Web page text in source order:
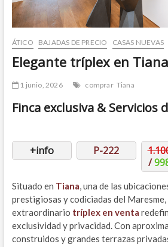
ÁTICO BAJADAS DE PRECIO CASAS NUEVAS
Elegante tríplex en Tiana
1 junio, 2026 comprar Tiana
Finca exclusiva & Servicios
+info P-222
/
Situado en Tiana, una de las
prestigiosas y codiciadas del
extraordinario tríplex en venta
exclusividad y privacidad. Con
construidos y grandes terrazas